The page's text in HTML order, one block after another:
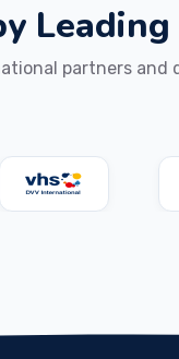
Leading
partners and